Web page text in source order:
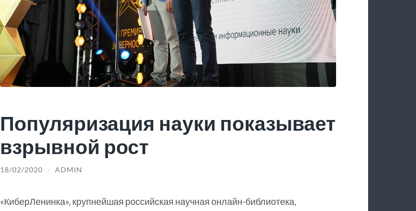
Популяризация науки показывает
взрывной рост
18/02/2020 / ADMIN
«КиберЛенинка», крупнейшая российская научная онлайн-библиотека,